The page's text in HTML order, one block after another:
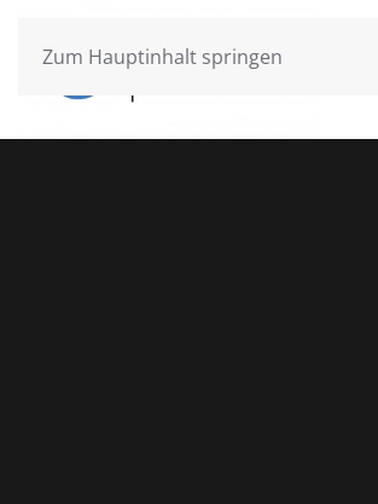
Zum Hauptinhalt springen